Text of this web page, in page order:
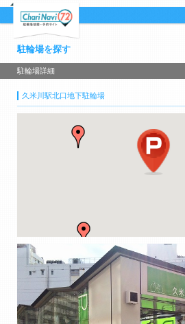
駐輪場を探す
駐輪場詳細
久米川駅北口地下駐輪場